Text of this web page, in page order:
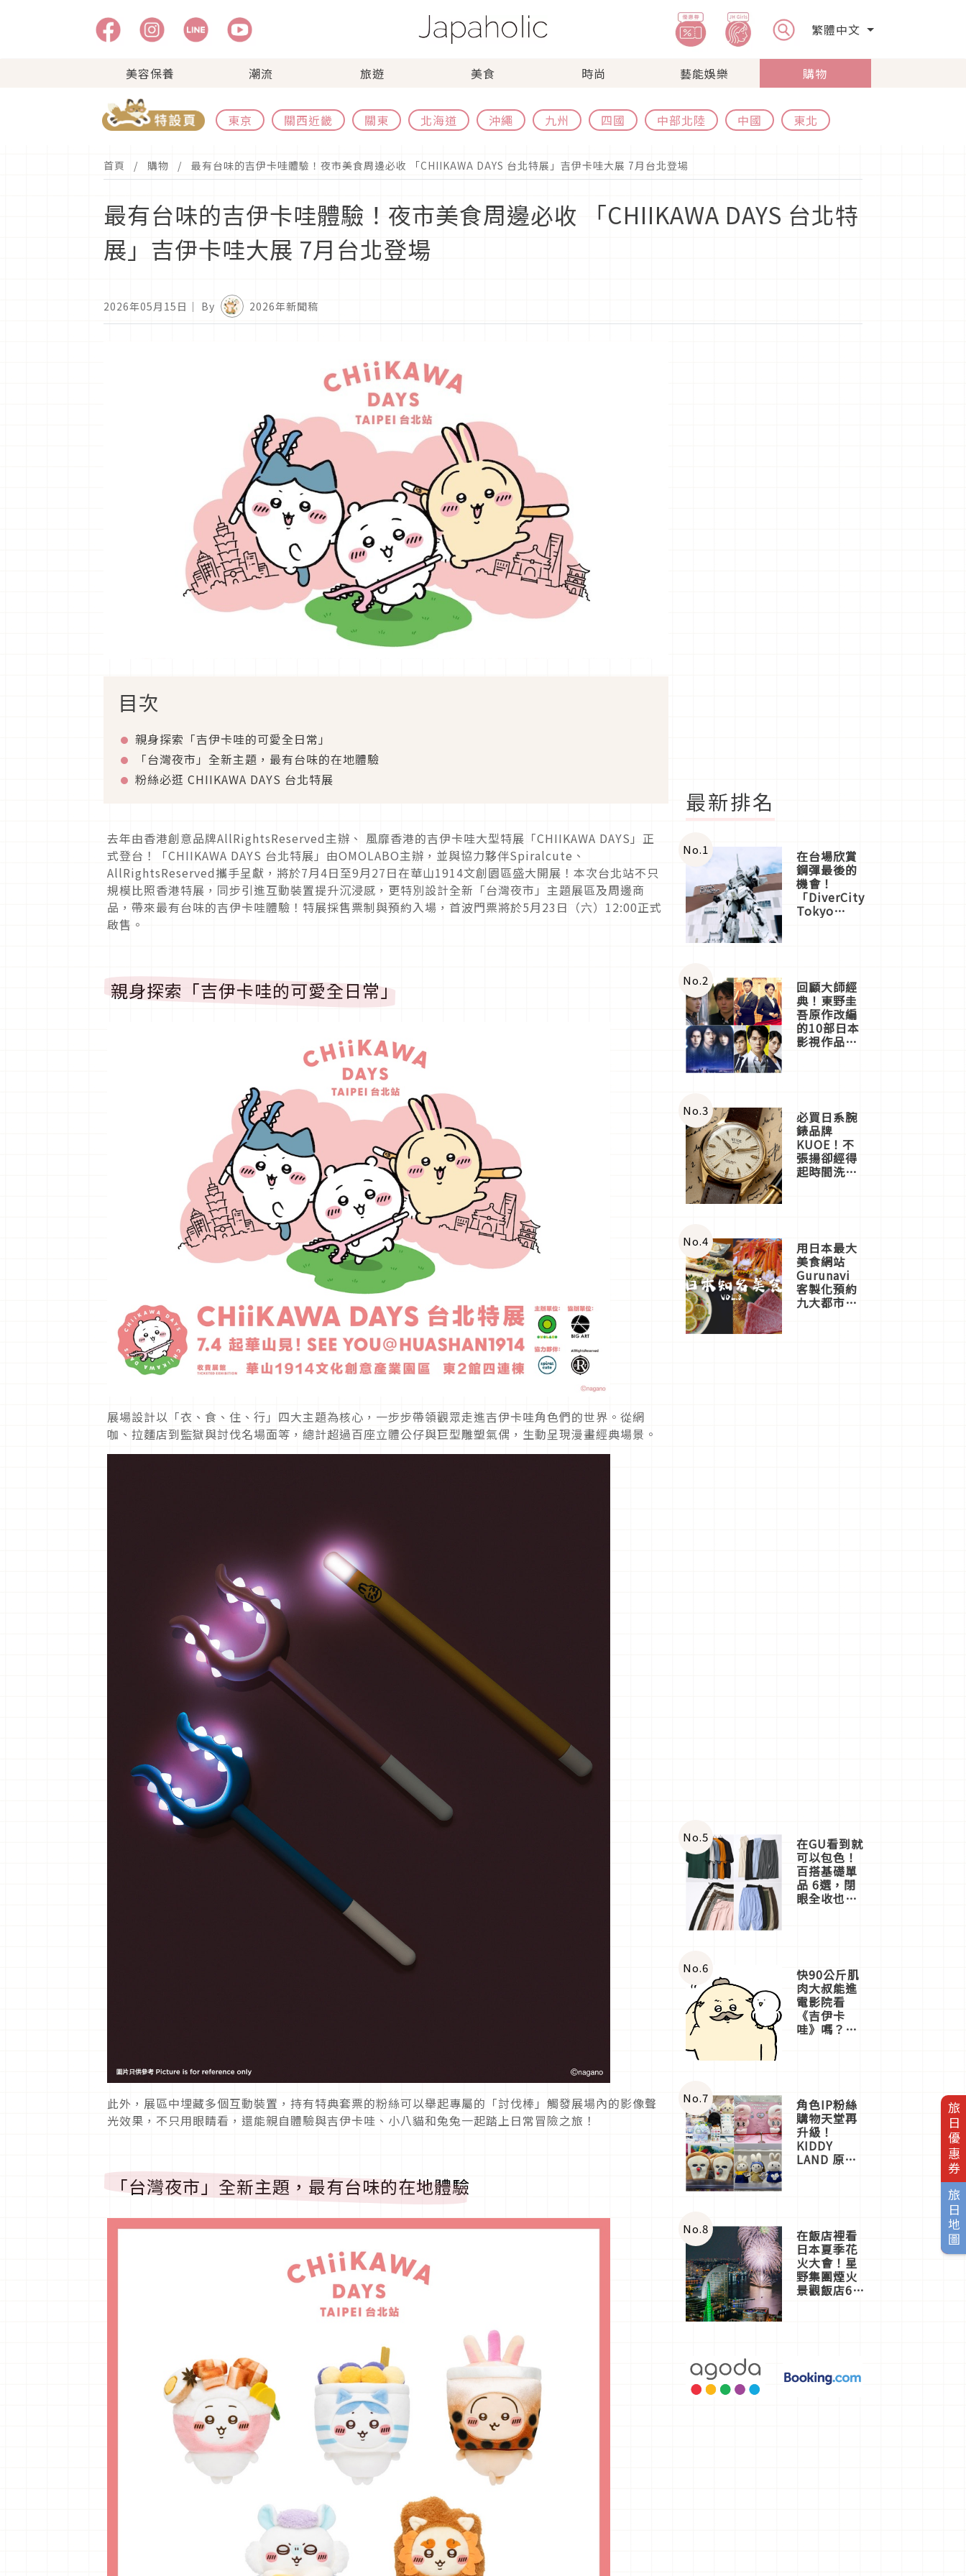
繁體中文
美容保養 潮流 旅遊 美食 時尚 藝能娛樂 購物
東京 關西近畿 關東 北海道 沖繩 九州 四國 中部北陸 中國 東北
旅日優惠券
旅日地圖
首頁 購物 最有台味的吉伊卡哇體驗！夜市美食周邊必收 「CHIIKAWA DAYS 台北特展」吉伊卡哇大展 7月台北登場
最有台味的吉伊卡哇體驗！夜市美食周邊必收 「CHIIKAWA DAYS 台北特
展」吉伊卡哇大展 7月台北登場
2026年05月15日 ｜ By 2026年新聞稿
目次
親身探索「吉伊卡哇的可愛全日常」
「台灣夜市」全新主題，最有台味的在地體驗
粉絲必逛 CHIIKAWA DAYS 台北特展
去年由香港創意品牌AllRightsReserved主辦、 風靡香港的吉伊卡哇大型特展「CHIIKAWA DAYS」正
式登台！「CHIIKAWA DAYS 台北特展」由OMOLABO主辦，並與協力夥伴Spiralcute、
AllRightsReserved攜手呈獻，將於7月4日至9月27日在華山1914文創園區盛大開展！本次台北站不只
規模比照香港特展，同步引進互動裝置提升沉浸感，更特別設計全新「台灣夜市」主題展區及周邊商
品，帶來最有台味的吉伊卡哇體驗！特展採售票制與預約入場，首波門票將於5月23日（六）12:00正式
啟售。
親身探索「吉伊卡哇的可愛全日常」
展場設計以「衣、食、住、行」四大主題為核心，一步步帶領觀眾走進吉伊卡哇角色們的世界。從網
咖、拉麵店到監獄與討伐名場面等，總計超過百座立體公仔與巨型雕塑氣偶，生動呈現漫畫經典場景。
此外，展區中埋藏多個互動裝置，持有特典套票的粉絲可以舉起專屬的「討伐棒」觸發展場內的影像聲
光效果，不只用眼睛看，還能親自體驗與吉伊卡哇、小八貓和兔兔一起踏上日常冒險之旅！
「台灣夜市」全新主題，最有台味的在地體驗
最新排名
No.1 在台場欣賞
鋼彈最後的
機會！
「DiverCity
Tokyo
體驗
No.2 回顧大師經
典！東野圭
吾原作改編
的10部日本
影視作品推
No.3 必買日系腕
錶品牌
KUOE！不
張揚卻經得
起時間洗鍊
No.4 用日本最大
美食網站
Gurunavi
客製化預約
九大都市餐
No.5 在GU看到就
可以包色！
百搭基礎單
品 6選，閉
眼全收也不
No.6 快90公斤肌
肉大叔能進
電影院看
《吉伊卡
哇》嗎？日
一同給出了
答案
No.7 角色IP粉絲
購物天堂再
升級！
KIDDY
LAND 原宿
店3分即達
No.8 在飯店裡看
日本夏季花
火大會！星
野集團煙火
景觀飯店6